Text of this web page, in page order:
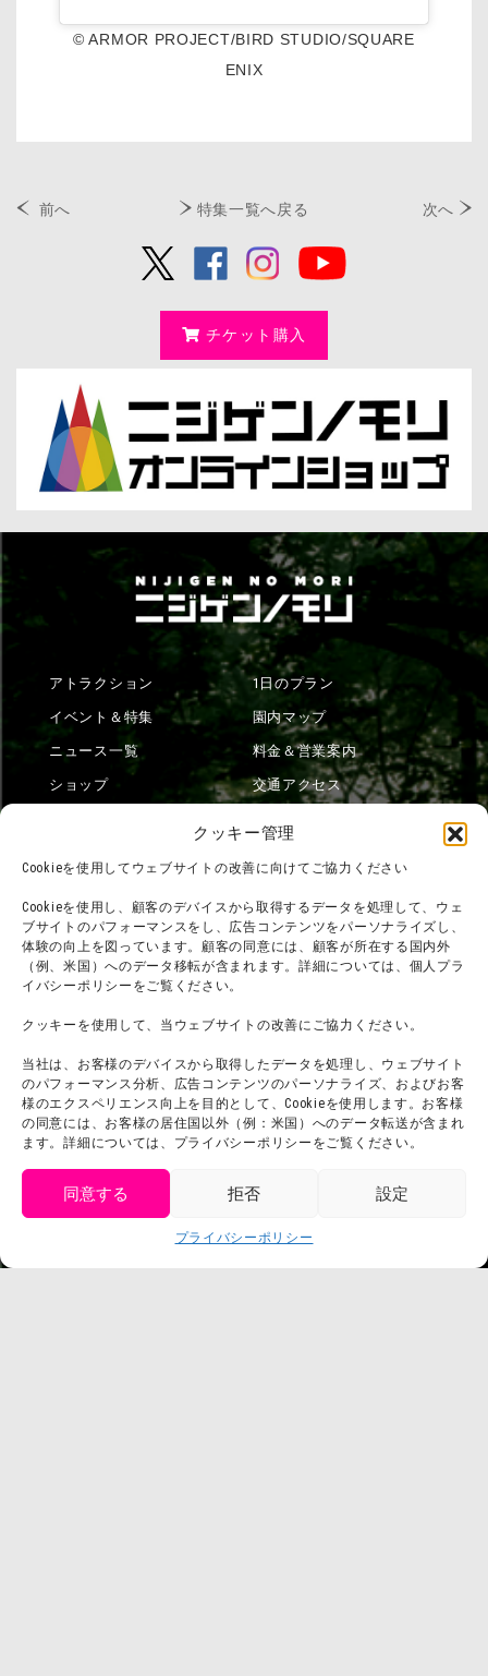
クッキー管理
Cookieを使用してウェブサイトの改善に向けてご協力ください
Cookieを使用し、顧客のデバイスから取得するデータを処理して、ウェ
ブサイトのパフォーマンスをし、広告コンテンツをパーソナライズし、
体験の向上を図っています。顧客の同意には、顧客が所在する国内外
（例、米国）へのデータ移転が含まれます。詳細については、個人プラ
イバシーポリシーをご覧ください。
クッキーを使用して、当ウェブサイトの改善にご協力ください。
当社は、お客様のデバイスから取得したデータを処理し、ウェブサイト
のパフォーマンス分析、広告コンテンツのパーソナライズ、およびお客
様のエクスペリエンス向上を目的として、Cookieを使用します。お客様
の同意には、お客様の居住国以外（例：米国）へのデータ転送が含まれ
ます。詳細については、プライバシーポリシーをご覧ください。
同意する 拒否 設定
プライバシーポリシー
© ARMOR PROJECT/BIRD STUDIO/SQUARE
ENIX
前へ 特集一覧へ戻る 次へ
チケット購入
アトラクション
イベント＆特集
ニュース一覧
ショップ
1日のプラン
園内マップ
料金＆営業案内
交通アクセス
団体利用について
お問い合わせ
利用規約
プライバシーポリシー
プレスリリース
メディア掲載実績
会社概要
スタッフ募集